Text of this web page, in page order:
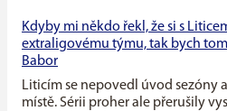
Kdyby mi někdo řekl, že si s
extraligovému týmu, tak bych
Babor
Liticím se nepovedl úvod sezóny
místě. Sérii proher ale přerušily